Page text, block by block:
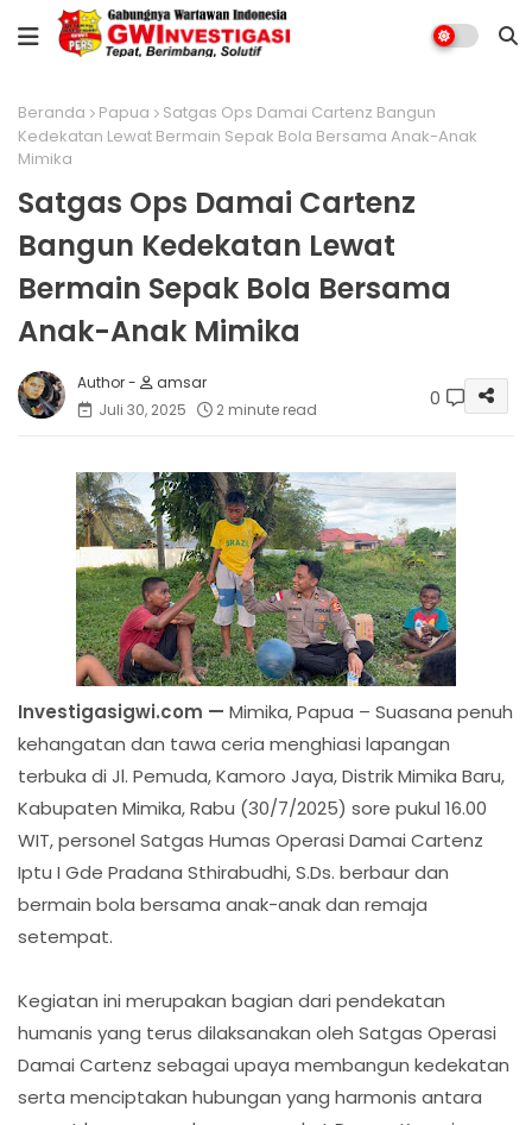
Beranda Papua
Satgas Ops Damai Cartenz Bangun
Kedekatan Lewat Bermain Sepak Bola Bersama Anak-Anak
Mimika
Satgas Ops Damai Cartenz
Bangun Kedekatan Lewat
Bermain Sepak Bola Bersama
Anak-Anak Mimika
amsar
Juli 30, 2025
2 minute read 0
Investigasigwi.com — Mimika, Papua – Suasana penuh
kehangatan dan tawa ceria menghiasi lapangan
terbuka di Jl. Pemuda, Kamoro Jaya, Distrik Mimika Baru,
Kabupaten Mimika, Rabu (30/7/2025) sore pukul 16.00
WIT, personel Satgas Humas Operasi Damai Cartenz
Iptu I Gde Pradana Sthirabudhi, S.Ds. berbaur dan
bermain bola bersama anak-anak dan remaja
setempat.
Kegiatan ini merupakan bagian dari pendekatan
humanis yang terus dilaksanakan oleh Satgas Operasi
Damai Cartenz sebagai upaya membangun kedekatan
serta menciptakan hubungan yang harmonis antara